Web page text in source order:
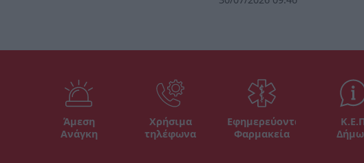
Άμεση
Ανάγκη
Χρήσιμα
τηλέφωνα
Εφημερεύοντα
Φαρμακεία